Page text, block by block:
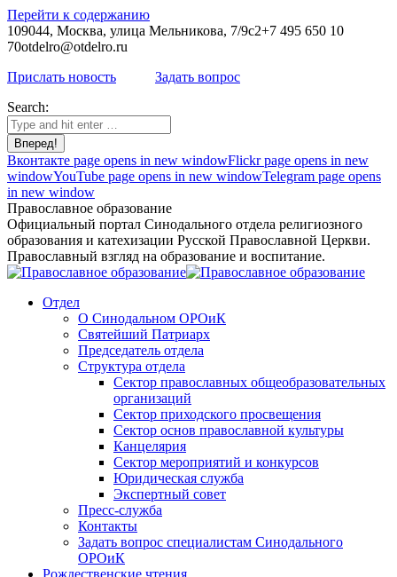
Перейти к содержанию
109044, Москва, улица Мельникова, 7/9с2+7 495 650 10
70otdelro@otdelro.ru
Прислать новость
Задать вопрос
Search:
Вконтакте page opens in new windowFlickr page opens in new
windowYouTube page opens in new windowTelegram page opens
in new window
Православное образование
Официальный портал Синодального отдела религиозного
образования и катехизации Русской Православной Церкви.
Православный взгляд на образование и воспитание.
Отдел
О Синодальном ОРОиК
Святейший Патриарх
Председатель отдела
Структура отдела
Сектор православных общеобразовательных
организаций
Сектор приходского просвещения
Сектор основ православной культуры
Канцелярия
Сектор мероприятий и конкурсов
Юридическая служба
Экспертный совет
Пресс-служба
Контакты
Задать вопрос специалистам Синодального
ОРОиК
Рождественские чтения